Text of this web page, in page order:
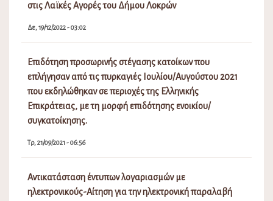
στις Λαϊκές Αγορές του Δήμου Λοκρών
Δε, 19/12/2022 - 03:02
Επιδότηση προσωρινής στέγασης κατοίκων που
επλήγησαν από τις πυρκαγιές Ιουλίου/Αυγούστου 2021
που εκδηλώθηκαν σε περιοχές της Ελληνικής
Επικράτειας, με τη μορφή επιδότησης ενοικίου/
συγκατοίκησης.
Τρ, 21/09/2021 - 06:56
Αντικατάσταση έντυπων λογαριασμών με
ηλεκτρονικούς-Αίτηση για την ηλεκτρονική παραλαβή